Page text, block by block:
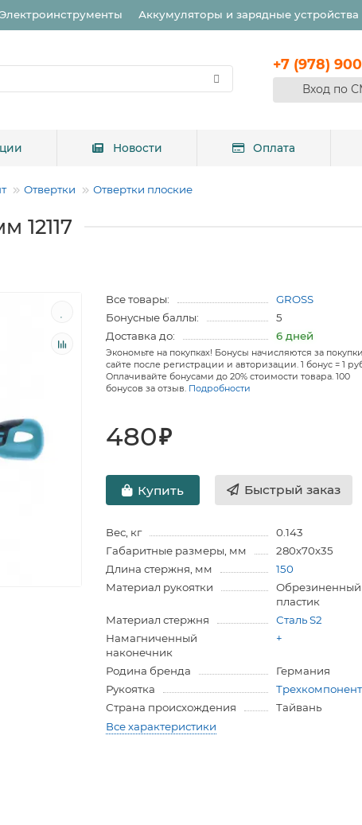
Электроинструменты Аккумуляторы и зарядные устройства
+7 (978)
Вход по
Новости Оплата
Отвертки Отвертки плоские
12117
Все товары:
GROSS
Бонусные баллы:
5
Доставка до:
6 дней
Экономьте на покупках! Бонусы начисляются за
сайте после регистрации и авторизации. 1 бонус = 1
Оплачивайте бонусами до 20% стоимости товара. 100
бонусов за отзыв. Подробности
480₽
Купить Быстрый заказ
Вес, кг
0.143
Габаритные размеры, мм
280х70х35
Длина стержня, мм
150
Материал рукоятки
Обрезиненный
пластик
Материал стержня
Сталь S2
Намагниченный
наконечник
+
Родина бренда
Германия
Рукоятка
Страна происхождения
Тайвань
Все характеристики